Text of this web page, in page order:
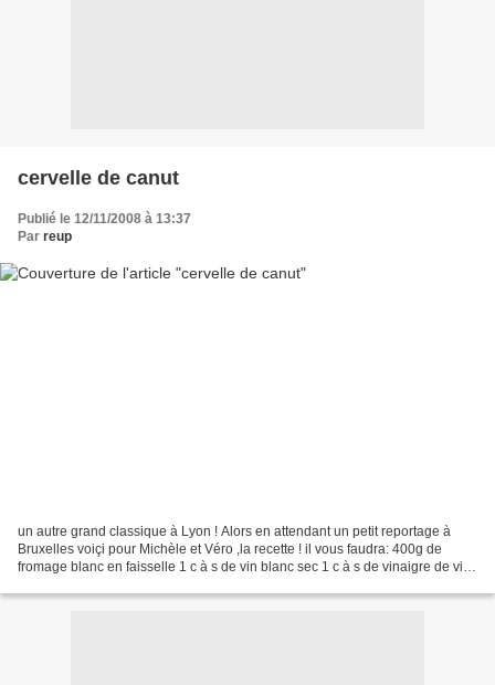
cervelle de canut
Publié le 12/11/2008 à 13:37
Par reup
un autre grand classique à Lyon ! Alors en attendant un petit reportage à
Bruxelles voiçi pour Michèle et Véro ,la recette ! il vous faudra: 400g de
fromage blanc en faisselle 1 c à s de vin blanc sec 1 c à s de vinaigre de vin